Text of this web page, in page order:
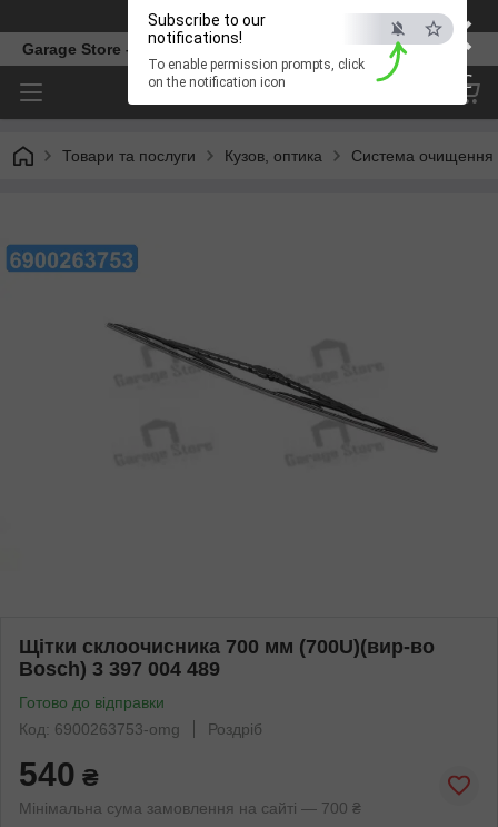
×
ESC
Subscribe to our
notifications!
To enable permission prompts, click
on the notification icon
Телефон
Garage Store – інтернет магазин автозапчастин.
Товари та послуги Кузов, оптика Система очищення
Щітки склоочисника 700 мм (700U)(вир-во
Bosch) 3 397 004 489
Готово до відправки
Код: 6900263753-omg
Роздріб
540 ₴
Мінімальна сума замовлення на сайті — 700 ₴